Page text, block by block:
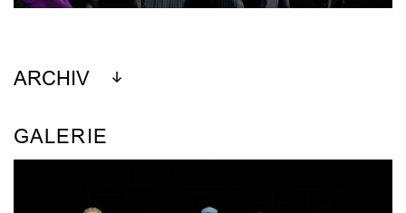
ARCHIV
GALERIE